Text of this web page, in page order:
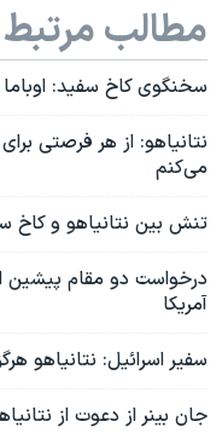
مطالب مرتبط
سخنگوی کاخ سفید: اوباما
نتانیاهو: از هر فرصتی
می‌کنم
تنش بین نتانیاهو و کاخ
درخواست دو مقام پیشین
آمریکا
سفیر اسرائیل: نتانیاهو
جان بینر از دعوت از